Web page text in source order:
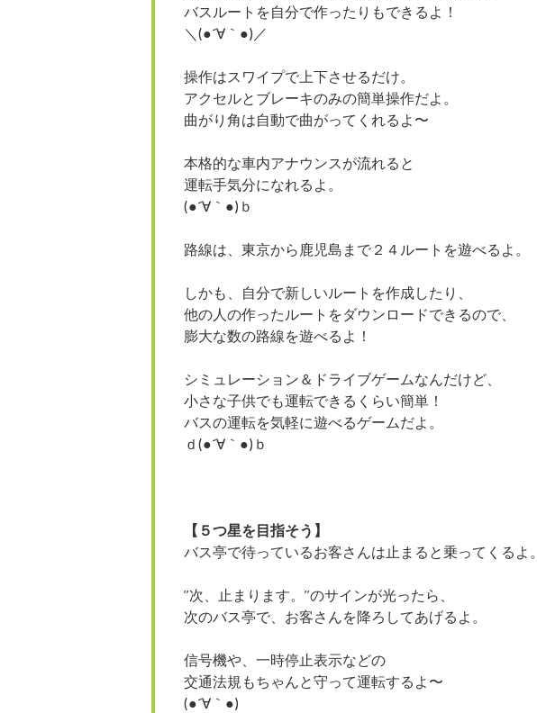
バスルートを自分で作ったりもできるよ！
＼(●´∀｀●)／
操作はスワイプで上下させるだけ。
アクセルとブレーキのみの簡単操作だよ。
曲がり角は自動で曲がってくれるよ〜
本格的な車内アナウンスが流れると
運転手気分になれるよ。
(●´∀｀●)ｂ
路線は、東京から鹿児島まで２４ルートを遊べるよ。
しかも、自分で新しいルートを作成したり、
他の人の作ったルートをダウンロードできるので、
膨大な数の路線を遊べるよ！
シミュレーション＆ドライブゲームなんだけど、
小さな子供でも運転できるくらい簡単！
バスの運転を気軽に遊べるゲームだよ。
ｄ(●´∀｀●)ｂ
【５つ星を目指そう】
バス亭で待っているお客さんは止まると乗ってくるよ。
”次、止まります。”のサインが光ったら、
次のバス亭で、お客さんを降ろしてあげるよ。
信号機や、一時停止表示などの
交通法規もちゃんと守って運転するよ〜
(●´∀｀●)